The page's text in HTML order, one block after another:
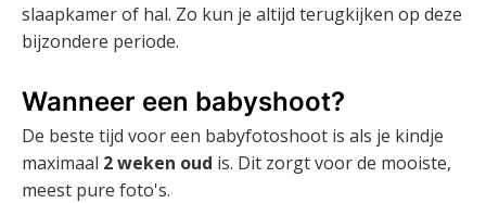
slaapkamer of hal. Zo kun je altijd terugkijken op deze
bijzondere periode.
Wanneer een babyshoot?
De beste tijd voor een babyfotoshoot is als je kindje
maximaal 2 weken oud is. Dit zorgt voor de mooiste,
meest pure foto's.